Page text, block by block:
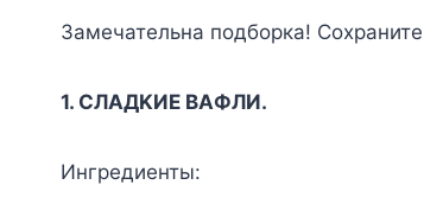
Замечательна подборка!
1. CЛAДKИE BAФЛИ.
Ингpeдиeнты: